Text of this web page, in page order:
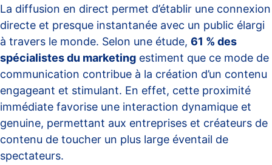
La diffusion en direct permet d’établir une connexion
directe et presque instantanée avec un public élargi
à travers le monde. Selon une étude, 61 % des
spécialistes du marketing estiment que ce mode de
communication contribue à la création d’un contenu
engageant et stimulant. En effet, cette proximité
immédiate favorise une interaction dynamique et
genuine, permettant aux entreprises et créateurs de
contenu de toucher un plus large éventail de
spectateurs.